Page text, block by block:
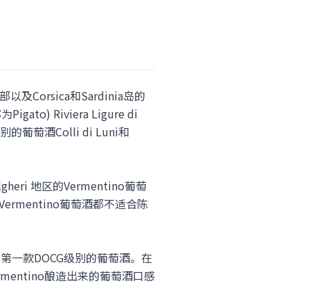
以及Corsica和Sardinia岛的
Pigato) Riviera Ligure di
的葡萄酒Colli di Luni和
地区的Vermentino葡萄
葡萄酒都不适合陈
款DOCG级别的葡萄酒。在
酿造出来的葡萄酒口感